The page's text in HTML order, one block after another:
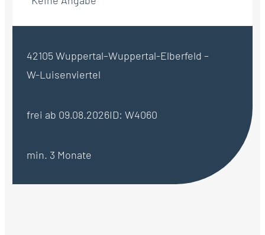
42105 Wuppertal–Wuppertal-Elberfeld –
W-Luisenviertel
frei ab 09.08.2026ID: W4060
min. 3 Monate